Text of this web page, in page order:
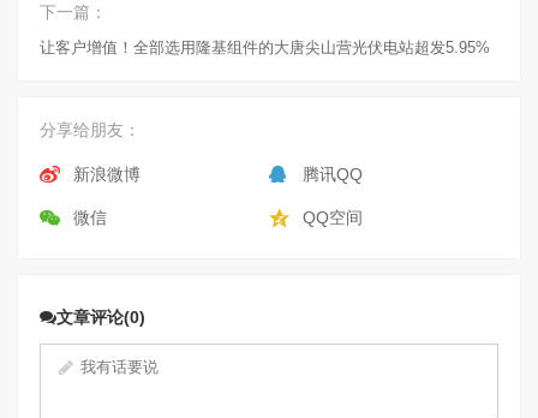
下一篇：
让客户增值！全部选用隆基组件的大唐尖山营光伏电站超发5.95%
分享给朋友：
新浪微博 腾讯QQ
微信 QQ空间
文章评论(0)